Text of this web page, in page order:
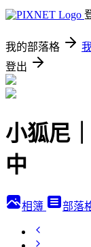
我的部落格
登出
小狐尼
中
相簿 部落